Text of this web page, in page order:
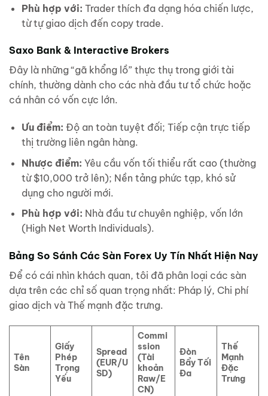
Phù hợp với: Trader thích đa dạng hóa chiến lược,
từ tự giao dịch đến copy trade.
Saxo Bank & Interactive Brokers
Đây là những “gã khổng lồ” thực thụ trong giới tài
chính, thường dành cho các nhà đầu tư tổ chức hoặc
cá nhân có vốn cực lớn.
Ưu điểm: Độ an toàn tuyệt đối; Tiếp cận trực tiếp
thị trường liên ngân hàng.
Nhược điểm: Yêu cầu vốn tối thiểu rất cao (thường
từ $10,000 trở lên); Nền tảng phức tạp, khó sử
dụng cho người mới.
Phù hợp với: Nhà đầu tư chuyên nghiệp, vốn lớn
(High Net Worth Individuals).
Bảng So Sánh Các Sàn Forex Uy Tín Nhất Hiện Nay
Để có cái nhìn khách quan, tôi đã phân loại các sàn
dựa trên các chỉ số quan trọng nhất: Pháp lý, Chi phí
giao dịch và Thế mạnh đặc trưng.
Tên
Sàn
Giấy
Phép
Trọng
Yếu
Spread
(EUR/U
SD)
Commi
ssion
(Tài
khoản
Raw/E
CN)
Đòn
Bẩy Tối
Đa
Thế
Mạnh
Đặc
Trưng